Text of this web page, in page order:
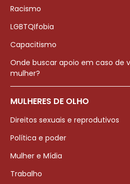
Racismo
LGBTQIfobia
Capacitismo
Onde buscar apoio em caso de
mulher?
MULHERES DE OLHO
Direitos sexuais e reprodutivos
Política e poder
Mulher e Mídia
Trabalho